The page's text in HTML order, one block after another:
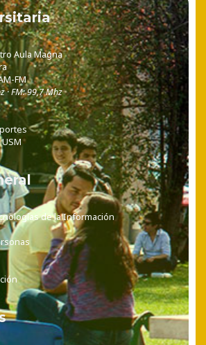
Aula Magna
FM
· FM: 99,7 Mhz
de la Información